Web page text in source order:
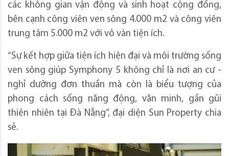
các không gian vận động và sinh hoạt cộng đồng,
bên cạnh công viên ven sông 4.000 m2 và công viên
trung tâm 5.000 m2 với vô vàn tiện ích.
“Sự kết hợp giữa tiện ích hiện đại và môi trường sống
ven sông giúp Symphony 5 không chỉ là nơi an cư -
nghỉ dưỡng đơn thuần mà còn là biểu tượng của
phong cách sống năng động, văn minh, gần gũi
thiên nhiên tại Đà Nẵng”, đại diện Sun Property chia
sẻ.